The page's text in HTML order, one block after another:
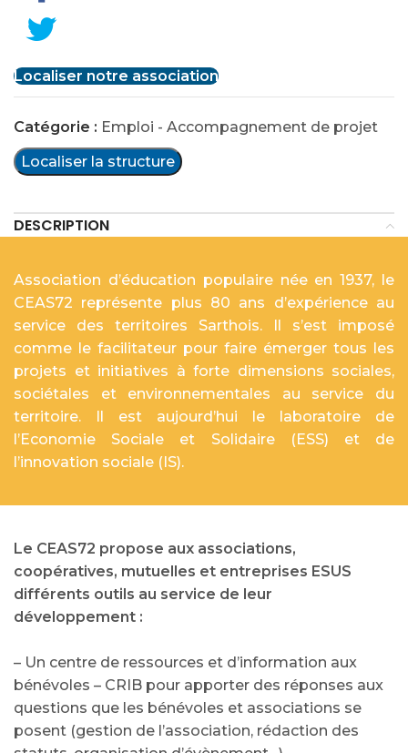
Localiser notre association
Catégorie : Emploi - Accompagnement de projet
Localiser la structure
DESCRIPTION
Association d’éducation populaire née en 1937, le
CEAS72 représente plus 80 ans d’expérience au
service des territoires Sarthois. Il s’est imposé
comme le facilitateur pour faire émerger tous les
projets et initiatives à forte dimensions sociales,
sociétales et environnementales au service du
territoire. Il est aujourd’hui le laboratoire de
l’Economie Sociale et Solidaire (ESS) et de
l’innovation sociale (IS).
Le CEAS72 propose aux associations,
coopératives, mutuelles et entreprises ESUS
différents outils au service de leur
développement :
– Un centre de ressources et d’information aux
bénévoles – CRIB pour apporter des réponses aux
questions que les bénévoles et associations se
posent (gestion de l’association, rédaction des